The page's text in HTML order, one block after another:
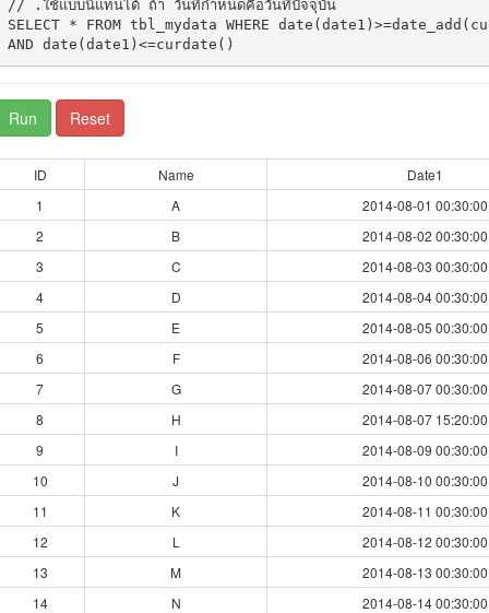
// .ใช้แบบนี้แทนได้ ถ้า วันที่กำหนดคือวันที่ปัจจุบัน
SELECT * FROM tbl_mydata WHERE
Run Reset
ID Name
Date1
1
A
2014-08-01 00:30:00
2
B
2014-08-02 00:30:00
3
C
2014-08-03 00:30:00
4
D
2014-08-04 00:30:00
5
E
2014-08-05 00:30:00
6
F
2014-08-06 00:30:00
7
G
2014-08-07 00:30:00
8
H
2014-08-07 15:20:00
9
I
2014-08-09 00:30:00
10
J
2014-08-10 00:30:00
11
K
2014-08-11 00:30:00
12
L
2014-08-12 00:30:00
13
M
2014-08-13 00:30:00
14
N
2014-08-14 00:30:00